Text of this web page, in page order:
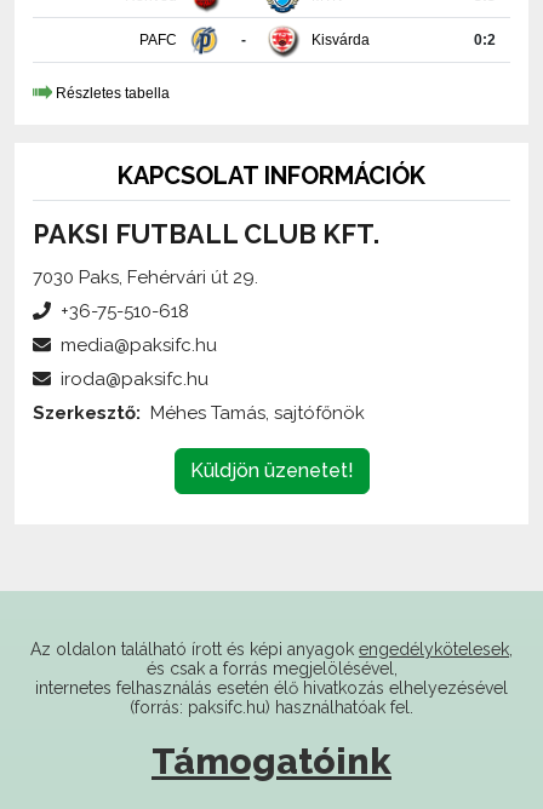
Részletes tabella
PAKSI FUTBALL CLUB KFT.
7030 Paks, Fehérvári út 29.
Küldjön üzenetet!
internetes felhasználás esetén élő hivatkozás elhelyezésével
(forrás: paksifc.hu) használhatóak fel.
Támogatóink